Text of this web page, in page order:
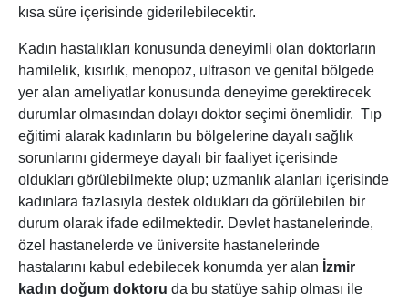
kısa süre içerisinde giderilebilecektir.
Kadın hastalıkları konusunda deneyimli olan doktorların
hamilelik, kısırlık, menopoz, ultrason ve genital bölgede
yer alan ameliyatlar konusunda deneyime gerektirecek
durumlar olmasından dolayı doktor seçimi önemlidir. Tıp
eğitimi alarak kadınların bu bölgelerine dayalı sağlık
sorunlarını gidermeye dayalı bir faaliyet içerisinde
oldukları görülebilmekte olup; uzmanlık alanları içerisinde
kadınlara fazlasıyla destek oldukları da görülebilen bir
durum olarak ifade edilmektedir. Devlet hastanelerinde,
özel hastanelerde ve üniversite hastanelerinde
hastalarını kabul edebilecek konumda yer alan İzmir
kadın doğum doktoru da bu statüye sahip olması ile